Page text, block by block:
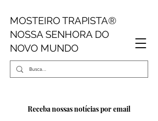
MOSTEIRO TRAPISTA®
NOSSA SENHORA DO
NOVO MUNDO
Receba nossas notícias por email